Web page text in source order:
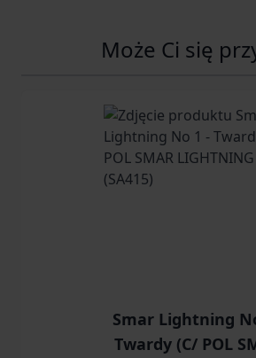
Może Ci się
Smar Lightning
Twardy (C/ POL